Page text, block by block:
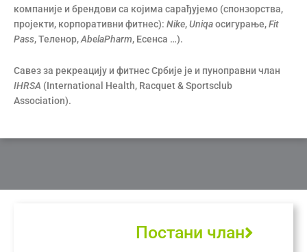
компаније и брендови са којима сарађујемо (спонзорства,
пројекти, корпоративни фитнес): Nike,Uniqaосигурање,Fit
Pass, Теленор,AbelaPharm, Есенса …).
Савез за рекреацију и фитнес Србије је и пуноправни члан
IHRSA (International Health, Racquet & Sportsclub
Association).
Постани члан